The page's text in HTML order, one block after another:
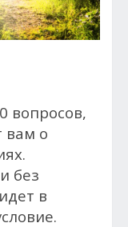
вопросов,
вам о
без
в